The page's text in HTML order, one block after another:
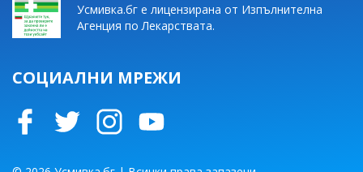
Усмивка.бг е лицензирана от Изпълнителна
Агенция по Лекарствата.
СОЦИАЛНИ МРЕЖИ